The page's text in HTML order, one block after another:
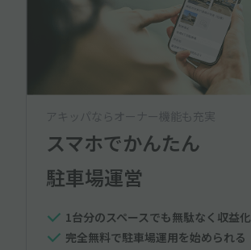
アキッパならオーナー機能も充実
スマホでかんたん
駐車場運営
1台分のスペースでも無駄なく収益化
完全無料で駐車場運用を始められる